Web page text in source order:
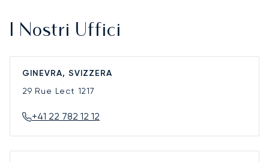
I Nostri Uffici
GINEVRA, SVIZZERA
29 Rue Lect 1217
+41 22 782 12 12